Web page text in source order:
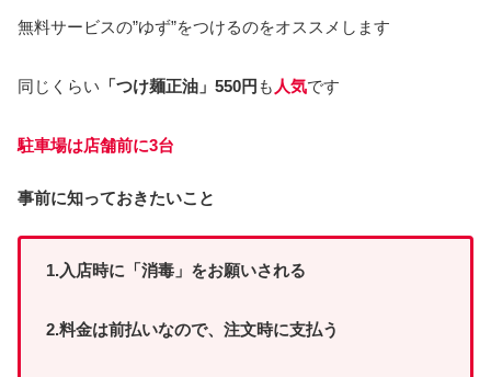
無料サービスの”ゆず”をつけるのをオススメします
同じくらい 「つけ麺正油」550円 も 人気です
駐車場は店舗前に3台
事前に知っておきたいこと
1.入店時に「消毒」をお願いされる
2.料金は前払いなので、注文時に支払う